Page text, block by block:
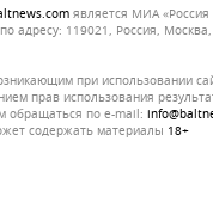
является МИА «Россия
адресу: 119021, Россия,
при использовании
прав использования
обращаться по e-mail:
содержать материалы 18+